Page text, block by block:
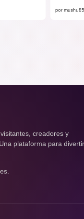
por mushu85
creadores y
plataforma para